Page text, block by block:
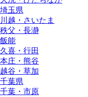
埼玉県
川越・さいたま
秩父・長瀞
飯能
久喜・行田
本庄・熊谷
越谷・草加
千葉県
千葉・市原